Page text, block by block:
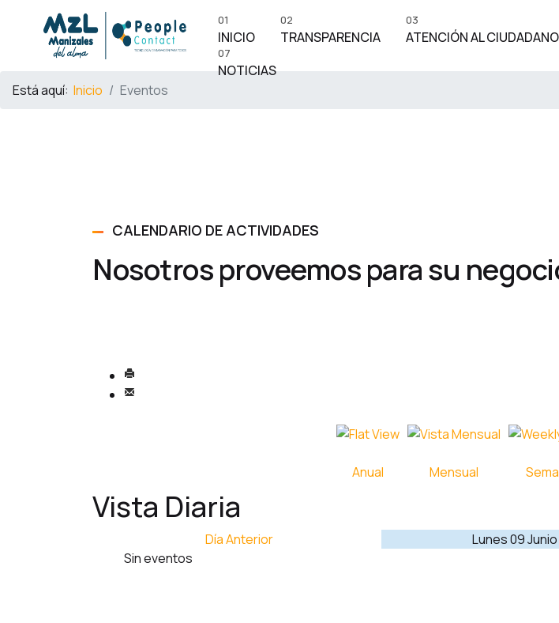
INICIO
01
TRANSPARENCIA
02
ATENCIÓN AL CIUDADANO
03
NOTICIAS
07
Está aquí: Inicio Eventos
CALENDARIO DE ACTIVIDADES
Nosotros proveemos para su
Anual Mensual
Vista Diaria
Día Anterior
Lunes 09
Sin eventos